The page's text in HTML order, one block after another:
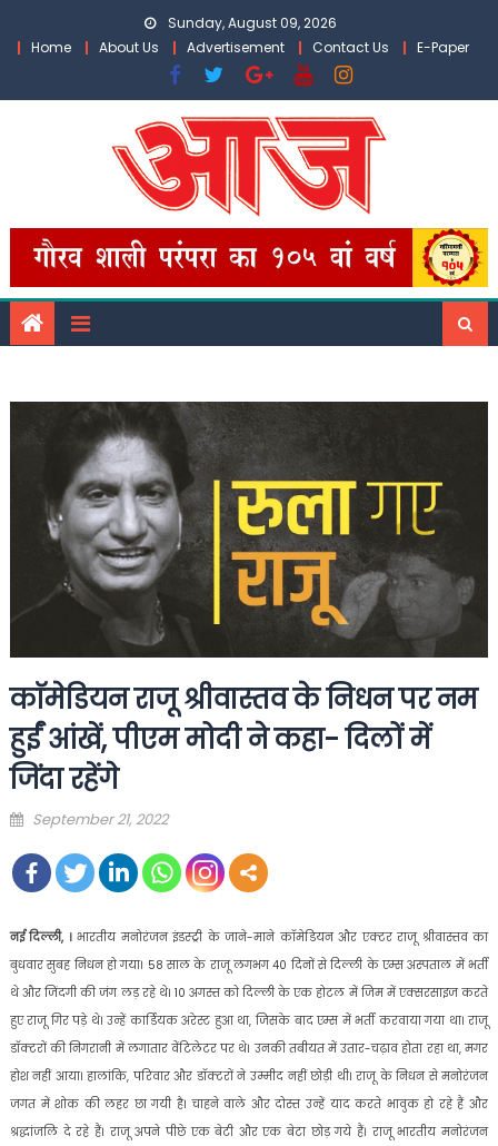
Sunday, August 09, 2026
Home
About Us Advertisement Contact Us E-Paper
काॅमेडियन राजू श्रीवास्तव के निधन पर नम
हुईं आंखें, पीएम मोदी ने कहा- दिलों में
जिंदा रहेंगे
Posted
September 21, 2022
नई दिल्ली, ।भारतीय मनोरंजन इंडस्ट्री के जाने-माने कॉमेडियन और एक्टर राजू श्रीवास्तव का
बुधवार सुबह निधन हो गया। 58 साल के राजू लगभग 40 दिनों से दिल्ली के एम्स अस्पताल में भर्ती
थे और जिंदगी की जंग लड़ रहे थे। 10 अगस्त को दिल्ली के एक होटल में जिम में एक्सरसाइज करते
हुए राजू गिर पड़े थे। उन्हें कार्डियक अरेस्ट हुआ था, जिसके बाद एम्स में भर्ती करवाया गया था। राजू
डॉक्टरों की निगरानी में लगातार वेंटिलेटर पर थे। उनकी तबीयत में उतार-चढ़ाव होता रहा था, मगर
होश नहीं आया। हालांकि, परिवार और डॉक्टरों ने उम्मीद नहीं छोड़ी थी। राजू के निधन से मनोरंजन
जगत में शोक की लहर छा गयी है। चाहने वाले और दोस्त उन्हें याद करते भावुक हो रहे हैं और
श्रद्धांजलि दे रहे हैं। राजू अपने पीछे एक बेटी और एक बेटा छोड़ गये हैं। राजू भारतीय मनोरंजन